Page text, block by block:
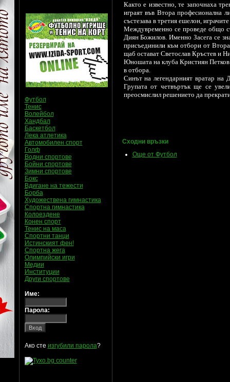
Както е известно, те започнаха
играят във Втора професионална
състезава в третия ешелон,
Междувременно се проведе общо
Диян Божилов. Именно Засега се
присъединили към отбори от
щаб остават Светослав Кръстев и
Юношата на клуба Кристиян
в отбора.
Синът на легендарният вратар
Групата от четвъртък ще се
преосмислил решението да
Сходни връзки
Още от Футбол
Футбол
Тенис
Волейбол
Хандбал
Баскетбол
Лека атлетика
Автомобилен спорт
Голф
Водни спортове
Бойни спортове
Зимни спортове
Бокс
Вдигане на тежести
Борба
Художествена гимнастика
Спортна гимнастика
Колоездене
Конен спорт
Тенис на маса
Спортни танци
Истинският фен!
Спортна жега
Олимпийски игри
Медии
Институции
Други спортове
Име:
Парола:
Ако сте изгубили парола?